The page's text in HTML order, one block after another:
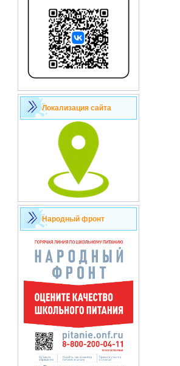
Локализация сайта
Народный фронт